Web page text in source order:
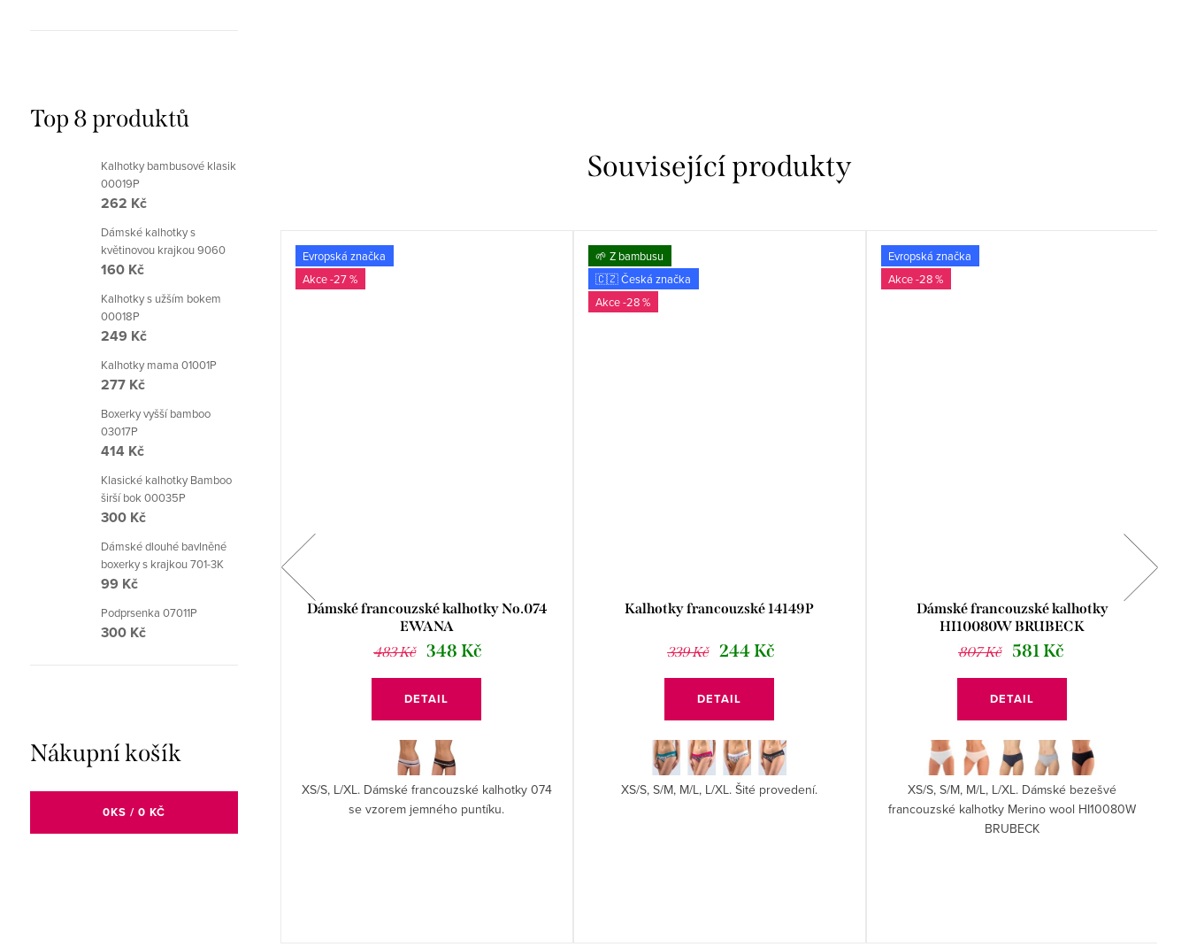
Top 8 produktů
Kalhotky bambusové klasik
00019P
262 Kč
Dámské kalhotky s
květinovou krajkou 9060
160 Kč
Kalhotky s užším bokem
00018P
249 Kč
Kalhotky mama 01001P
277 Kč
Boxerky vyšší bamboo
03017P
414 Kč
Klasické kalhotky Bamboo
širší bok 00035P
300 Kč
Dámské dlouhé bavlněné
boxerky s krajkou 701-3K
99 Kč
Podprsenka 07011P
300 Kč
Nákupní košík
0KS / 0 KČ
Související produkty
Dámské francouzské kalhotky 54/9-27
FABIO
XS/S, L/XL. Dámské celokrajkové francouzské
kalhotky 54/9-27.
Evropská značka
-27 %
Dámské francouzské kalhotky No.074
EWANA
483 Kč
348 Kč
DETAIL
XS/S, L/XL. Dámské francouzské kalhotky 074
se vzorem jemného puntíku.
🌱 Z bambusu
🇨🇿 Česká značka
-28 %
Kalhotky francouzské 14149P
339 Kč 244 Kč
DETAIL
XS/S, S/M, M/L, L/XL. Šité provedení.
Evropská značka
-28 %
Dámské francouzské kalhotky
HI10080W BRUBECK
807 Kč
581 Kč
DETAIL
XS/S, S/M, M/L, L/XL. Dámské bezešvé
francouzské kalhotky Merino wool HI10080W
BRUBECK